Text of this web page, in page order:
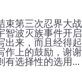
束第三次忍界大战
智波灭族事件开启
出来，而且经得起
作上的鼓励，谢谢
有选择性的选用...